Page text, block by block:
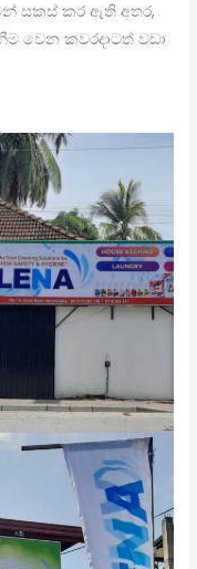
සකස් කර ඇති අතර,
වෙන කවරදාටත් වඩා